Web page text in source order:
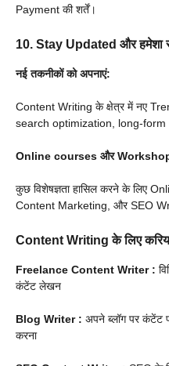
Payment की शर्तें।
10. Stay Updated और हमेशा
नई तकनीकों को अपनाएं:
Content Writing के क्षेत्र में नए
search optimization, long-
Online courses और
कुछ विशेषज्ञता हासिल करने के लिए
Content Marketing, और SEO
Content Writing के लिए
Freelance Content Writer :
कंटेंट लेखन
Blog Writer : अपने ब्लॉग पर कंटेंट
करना